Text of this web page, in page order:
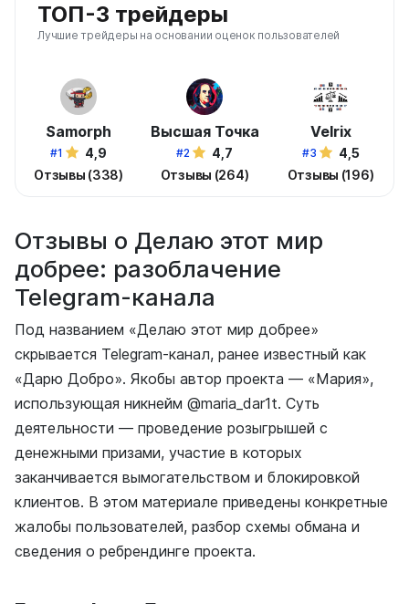
ТОП-3 трейдеры
Лучшие трейдеры на основании оценок пользователей
Samorph
#1
4,9
Отзывы (338)
Высшая Точка
#2
4,7
Отзывы (264)
Velrix
#3
4,5
Отзывы (196)
Отзывы о Делаю этот мир
добрее: разоблачение
Telegram-канала
Под названием «Делаю этот мир добрее»
скрывается Telegram-канал, ранее известный как
«Дарю Добро». Якобы автор проекта — «Мария»,
использующая никнейм @maria_dar1t. Суть
деятельности — проведение розыгрышей с
денежными призами, участие в которых
заканчивается вымогательством и блокировкой
клиентов. В этом материале приведены конкретные
жалобы пользователей, разбор схемы обмана и
сведения о ребрендинге проекта.